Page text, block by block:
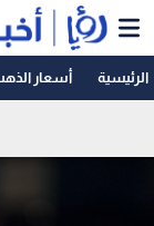
الرئيسية أسعار